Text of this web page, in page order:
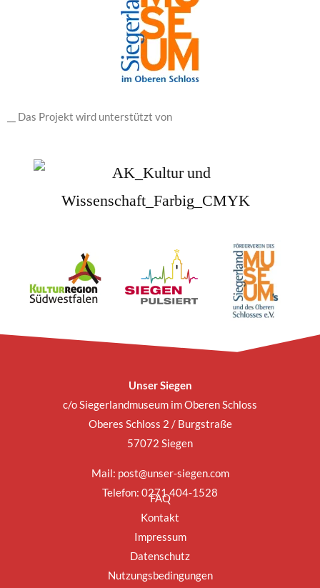
__ Das Projekt wird unterstützt von
Unser Siegen
c/o Siegerlandmuseum im Oberen Schloss
Oberes Schloss 2 / Burgstraße
57072 Siegen
Mail: post@unser-siegen.com
Telefon: 0271 404-1528
FAQ
Kontakt
Impressum
Datenschutz
Nutzungsbedingungen